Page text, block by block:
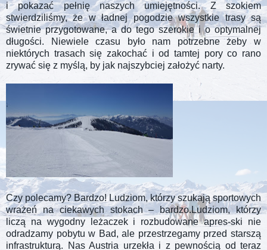
i pokazać pełnię naszych umiejętności. Z szokiem
stwierdziliśmy, że w ładnej pogodzie wszystkie trasy są
świetnie przygotowane, a do tego szerokie i o optymalnej
długości. Niewiele czasu było nam potrzebne żeby w
niektórych trasach się zakochać i od tamtej pory co rano
zrywać się z myślą, by jak najszybciej założyć narty.
Czy polecamy? Bardzo! Ludziom, którzy szukają sportowych
wrażeń na ciekawych stokach – bardzo.Ludziom, którzy
liczą na wygodny leżaczek i rozbudowane apres-ski nie
odradzamy pobytu w Bad, ale przestrzegamy przed starszą
infrastrukturą. Nas Austria urzekła i z pewnością od teraz